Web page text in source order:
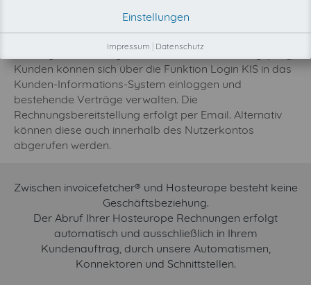
entsprechend hohen Sicherheitsstandard. Eine
ausführliche Erklärung bietet Hosteurope in seinem
umfangreichen „Fragen und Antworten“-Katalog (FAQ).
Kunden können sich über die Funktion Login KIS in das
Kunden-Informations-System einloggen und
bestehende Verträge verwalten. Die
Rechnungsbereitstellung erfolgt per Email. Alternativ
können diese auch innerhalb des Nutzerkontos
abgerufen werden.
Zwischen invoicefetcher® und Hosteurope besteht keine
Geschäftsbeziehung.
Der Abruf Ihrer Hosteurope Rechnungen erfolgt
automatisch und ausschließlich in Ihrem
Kundenauftrag, durch unsere Automatismen,
Konnektoren und Schnittstellen.
Einstellungen
Impressum | Datenschutz